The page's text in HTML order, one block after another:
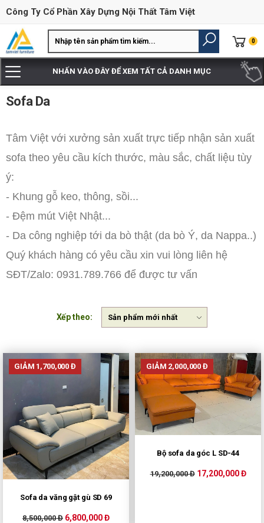
Công Ty Cổ Phần Xây Dựng Nội Thất Tâm Việt
0
NHẤN VÀO ĐÂY ĐỂ XEM TẤT CẢ DANH MỤC
Sofa Da
Tâm Việt với xưởng sản xuất trực tiếp nhận sản xuất
sofa theo yêu cầu kích thước, màu sắc, chất liệu tùy
ý:
- Khung gỗ keo, thông, sồi...
- Đệm mút Việt Nhật...
- Da công nghiệp tới da bò thật (da bò Ý, da Nappa..)
Quý khách hàng có yêu cầu xin vui lòng liên hệ
SĐT/Zalo: 0931.789.766 để được tư vấn
Xếp theo:
GIẢM 1,700,000 Đ
Sofa da văng gật gù SD 69
8,500,000 Đ 6,800,000 Đ
GIẢM 2,000,000 Đ
Bộ sofa da góc L SD-44
19,200,000 Đ 17,200,000 Đ